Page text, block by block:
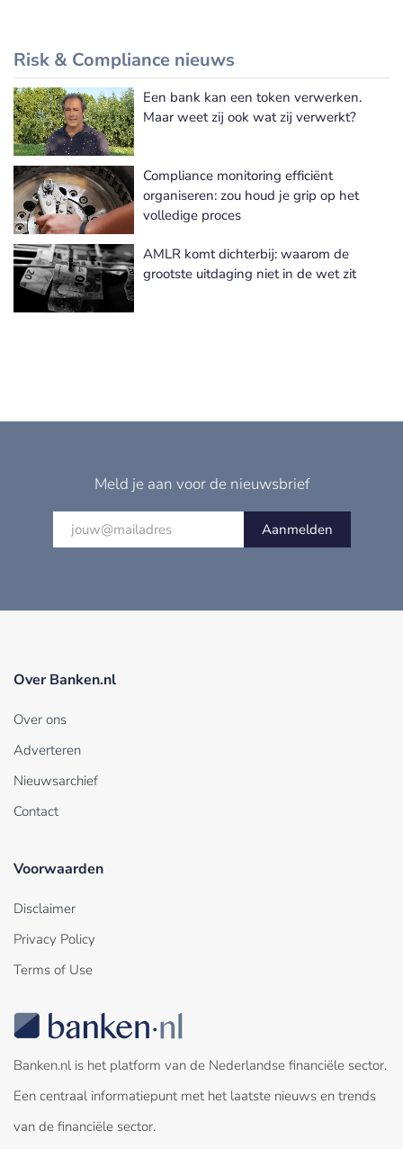
Risk & Compliance nieuws
Meer Risk & Compliance nieuws
Een bank kan een token verwerken.
Maar weet zij ook wat zij verwerkt?
Compliance monitoring efficiënt
organiseren: zou houd je grip op het
volledige proces
AMLR komt dichterbij: waarom de
grootste uitdaging niet in de wet zit
Meld je aan voor de nieuwsbrief
Aanmelden
Over Banken.nl
Over ons
Adverteren
Nieuwsarchief
Contact
Voorwaarden
Disclaimer
Privacy Policy
Terms of Use
Banken.nl is het platform van de Nederlandse financiële sector.
Een centraal informatiepunt met het laatste nieuws en trends
van de financiële sector.